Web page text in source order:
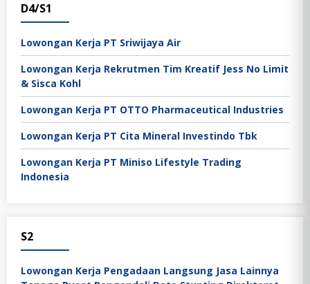
D4/S1
Lowongan Kerja PT Sriwijaya Air
Lowongan Kerja Rekrutmen Tim Kreatif Jess No Limit
& Sisca Kohl
Lowongan Kerja PT OTTO Pharmaceutical Industries
Lowongan Kerja PT Cita Mineral Investindo Tbk
Lowongan Kerja PT Miniso Lifestyle Trading
Indonesia
S2
Lowongan Kerja Pengadaan Langsung Jasa Lainnya